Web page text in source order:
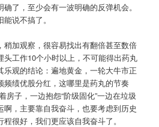
了，至少会有一波明确的反弹机会。
说不搞了。
稍加观察，很容易找出有翻倍甚至数倍
头工作10个小时以上，不可能得出药丸
乐观的结论：遍地黄金，一轮大牛市正
绩优股分红，这哪里是药丸的节奏
房子，一边抱怨“阶级固化”一边在垃圾
啊，主要靠自我奋斗，也要考虑到历史
很好，我们更应该自我奋斗了。